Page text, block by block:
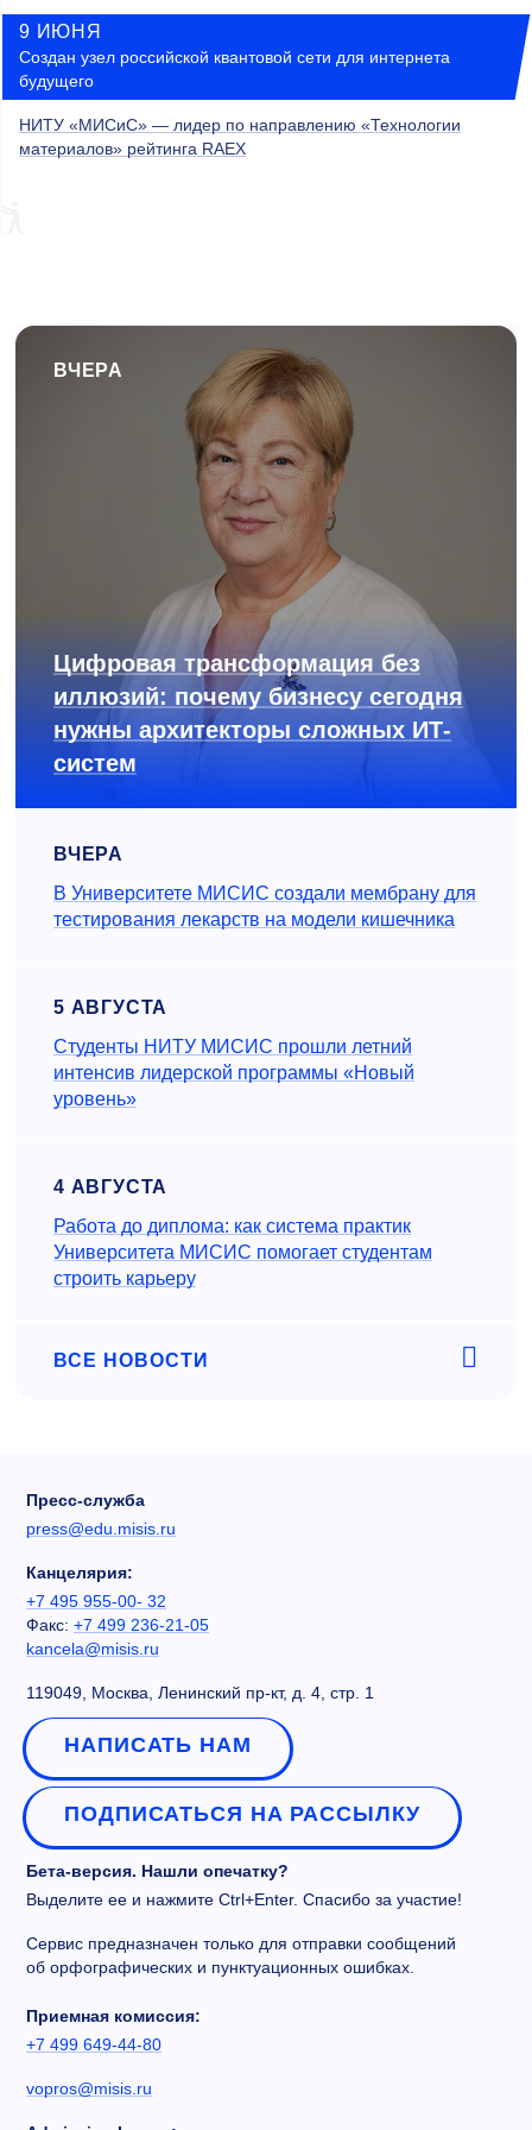
9 ИЮНЯ
Создан узел российской квантовой сети для интернета
будущего
НИТУ «МИСиС» — лидер по направлению «Технологии
материалов» рейтинга RAEX
ВЧЕРА
Цифровая трансформация без
иллюзий: почему бизнесу сегодня
нужны архитекторы сложных ИТ-
систем
ВЧЕРА
В Университете МИСИС создали мембрану для
тестирования лекарств на модели кишечника
5 АВГУСТА
Студенты НИТУ МИСИС прошли летний
интенсив лидерской программы «Новый
уровень»
4 АВГУСТА
Работа до диплома: как система практик
Университета МИСИС помогает студентам
строить карьеру
ВСЕ НОВОСТИ
Пресс-служба
press@edu.misis.ru
Канцелярия:
+7 495 955-00- 32
Факс: +7 499 236-21-05
kancela@misis.ru
119049, Москва, Ленинский пр-кт, д. 4, стр. 1
НАПИСАТЬ НАМ
ПОДПИСАТЬСЯ НА РАССЫЛКУ
Бета-версия. Нашли опечатку?
Выделите ее и нажмите Ctrl+Enter. Спасибо за участие!
Сервис предназначен только для отправки сообщений
об орфографических и пунктуационных ошибках.
Приемная комиссия:
+7 499 649-44-80
vopros@misis.ru